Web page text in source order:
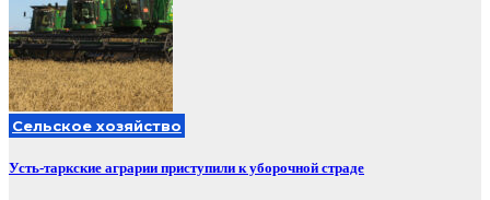
Сельское хозяйство
Усть-таркские аграрии приступили к уборочной страде